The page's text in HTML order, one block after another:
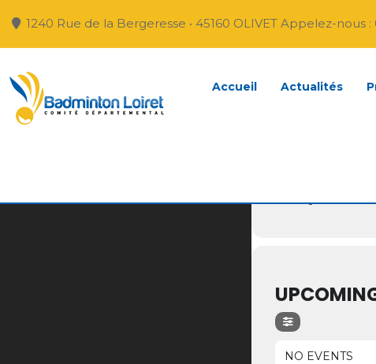
1240 Rue de la Bergeresse • 45160 OLIVET Appelez-nous :
Accueil Actualités
NO EVENTS